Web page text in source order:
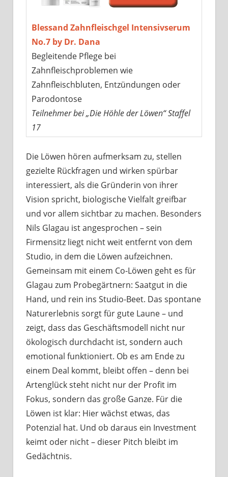
Blessand Zahnfleischgel Intensivserum
No.7 by Dr. Dana
Begleitende Pflege bei
Zahnfleischproblemen wie
Zahnfleischbluten, Entzündungen oder
Parodontose
Teilnehmer bei „Die Höhle der Löwen“ Staffel
17
Die Löwen hören aufmerksam zu, stellen
gezielte Rückfragen und wirken spürbar
interessiert, als die Gründerin von ihrer
Vision spricht, biologische Vielfalt greifbar
und vor allem sichtbar zu machen. Besonders
Nils Glagau ist angesprochen – sein
Firmensitz liegt nicht weit entfernt von dem
Studio, in dem die Löwen aufzeichnen.
Gemeinsam mit einem Co-Löwen geht es für
Glagau zum Probegärtnern: Saatgut in die
Hand, und rein ins Studio-Beet. Das spontane
Naturerlebnis sorgt für gute Laune – und
zeigt, dass das Geschäftsmodell nicht nur
ökologisch durchdacht ist, sondern auch
emotional funktioniert. Ob es am Ende zu
einem Deal kommt, bleibt offen – denn bei
Artenglück steht nicht nur der Profit im
Fokus, sondern das große Ganze. Für die
Löwen ist klar: Hier wächst etwas, das
Potenzial hat. Und ob daraus ein Investment
keimt oder nicht – dieser Pitch bleibt im
Gedächtnis.